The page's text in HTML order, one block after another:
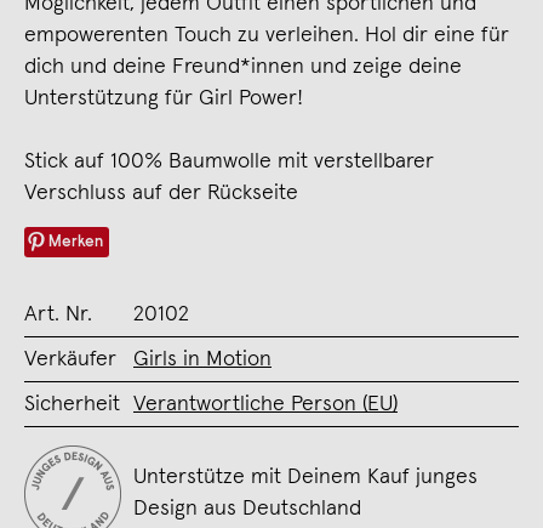
empowerenten Touch zu verleihen. Hol dir eine für
dich und deine Freund*innen und zeige deine
Unterstützung für Girl Power!
Stick auf 100% Baumwolle mit verstellbarer
Verschluss auf der Rückseite
Merken
Art. Nr. 20102
Verkäufer Girls in Motion
Sicherheit Verantwortliche Person (EU)
Unterstütze mit Deinem Kauf junges
Design aus Deutschland